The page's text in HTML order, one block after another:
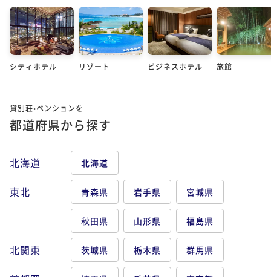
シティホテル リゾート ビジネスホテル 旅館
貸別荘•ペンションを
都道府県から探す
北海道 北海道
東北 青森県 岩手県 宮城県
秋田県 山形県 福島県
北関東 茨城県 栃木県 群馬県